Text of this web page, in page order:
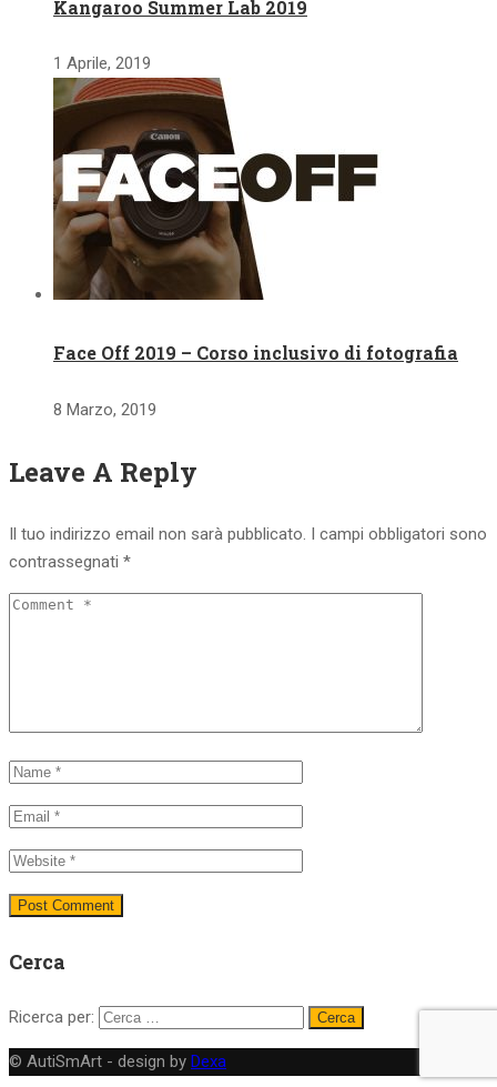
Kangaroo Summer Lab 2019
1 Aprile, 2019
Face Off 2019 – Corso inclusivo di fotografia
8 Marzo, 2019
Leave A Reply
Il tuo indirizzo email non sarà pubblicato. I campi obbligatori sono
contrassegnati *
Cerca
Ricerca per:
© AutiSmArt - design by Dexa